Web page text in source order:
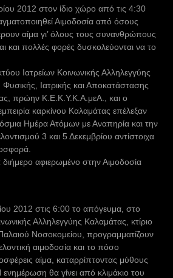
2012 στον ίδιο χώρο από τις 4:30
Αιμοδοσία από όσους
αίμα γι’ όλους τους συνανθρώπους
και πολλές φορές δυσκολεύονται να το
Ιατρείων Κοινωνικής Αλληλεγγύης
Ιατρικής και Αποκατάστασης
πρώην Κ.Ε.Κ.Υ.Κ.Α.μεΑ., και ο
καρκίνου Καλαμάτας επέλεξαν
Ημέρα Ατόμων με Αναπηρία και την
3 και 5 Δεκεμβρίου αντίστοιχα
αφιερωμένο στην Αιμοδοσία
2012 στις 6:00 το απόγευμα, στο
Αλληλεγγύης Καλαμάτας, κτίριο
Νοσοκομείου, προγραμματίζουν
αιμοδοσία και το πόσο
αίμα, καταρρίπτοντας μύθους
ενημέρωση θα γίνει από κλιμάκιο του